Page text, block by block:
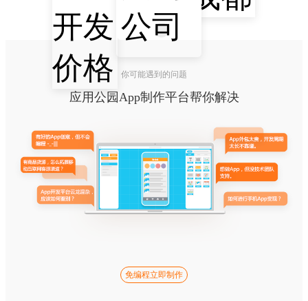
你可能遇到的问题
应用公园App制作平台帮你解决
免编程立即制作